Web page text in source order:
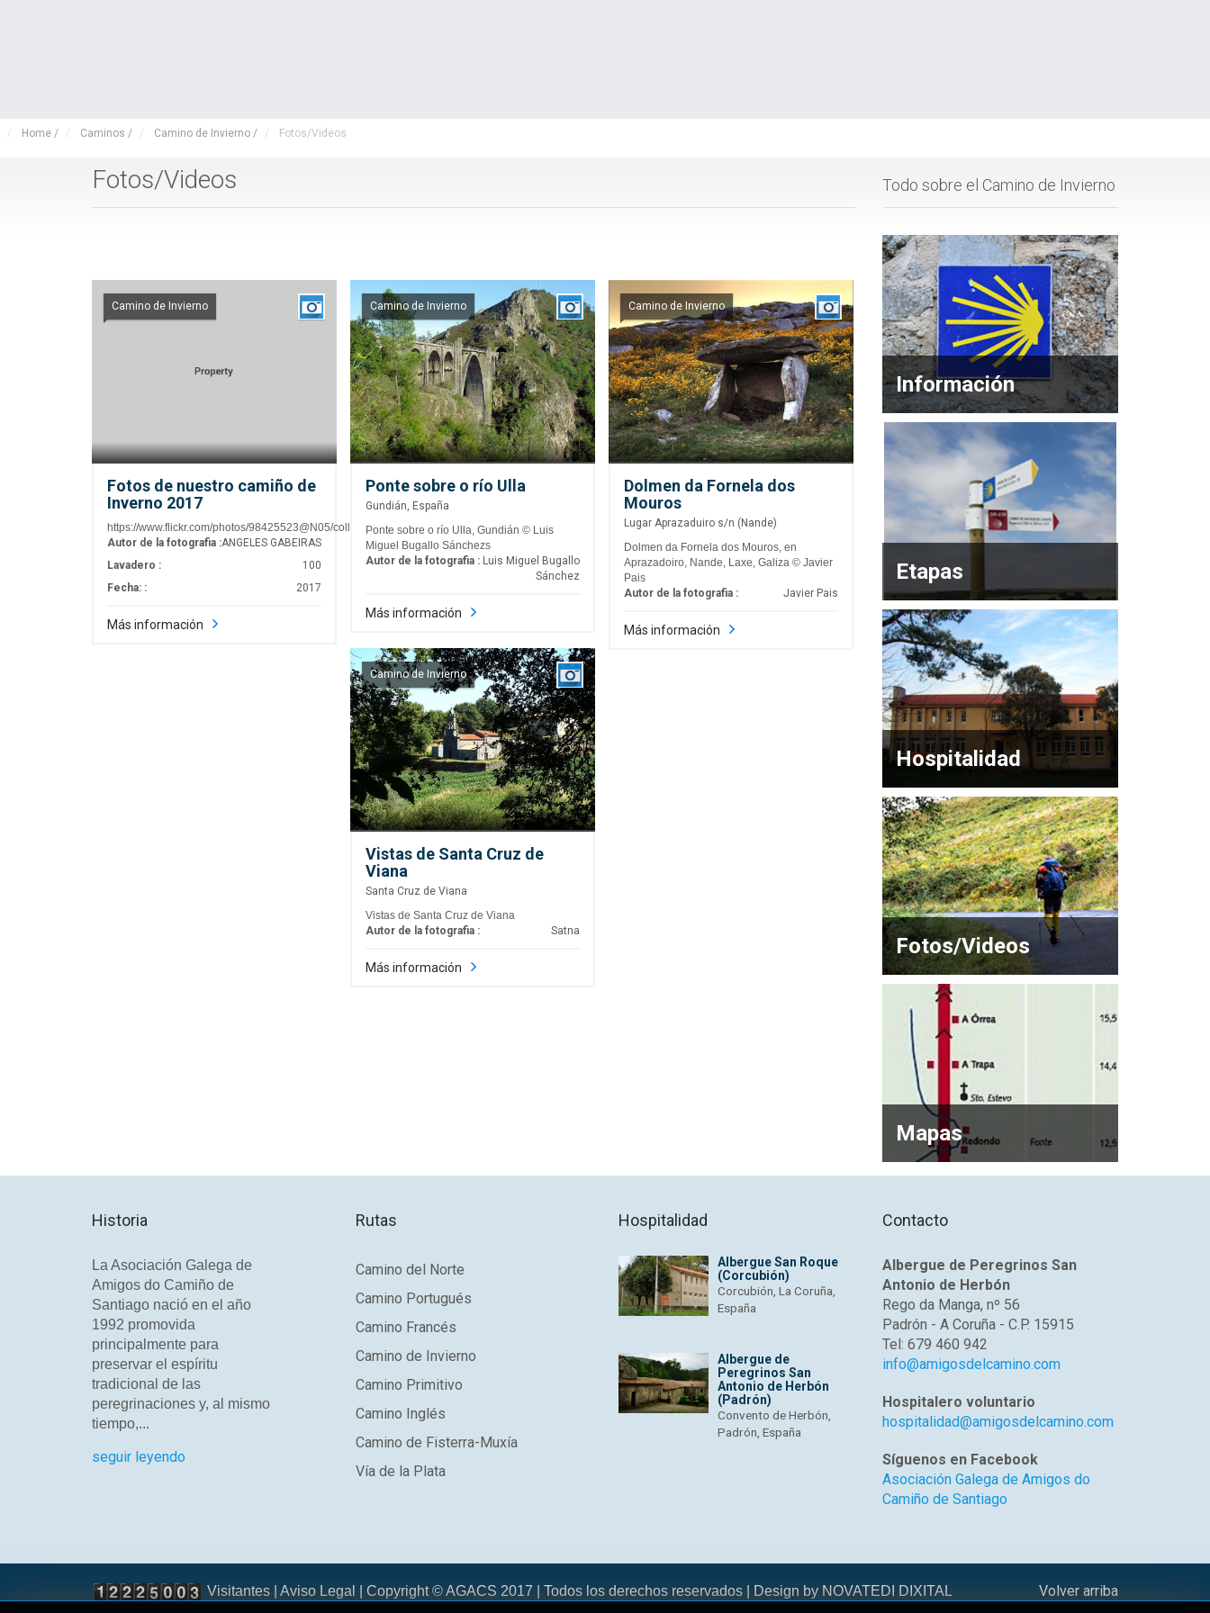
Home / Caminos / Camino de Invierno / Fotos/Videos
Fotos/Videos
Camino de Invierno
Fotos de nuestro camiño de
Inverno 2017
https://www.flickr.com/photos/98425523@N05/collections
Autor de la fotografia :ANGELES GABEIRAS
Lavadero :
100
Fecha: :
2017
Más información
Camino de Invierno
Ponte sobre o río Ulla
Gundián, España
Ponte sobre o río Ulla, Gundián © Luis
Miguel Bugallo Sánchezs
Autor de la fotografia : Luis Miguel Bugallo
Sánchez
Más información
Camino de Invierno
Dolmen da Fornela dos
Mouros
Lugar Aprazaduiro s/n (Nande)
Dolmen da Fornela dos Mouros, en
Aprazadoiro, Nande, Laxe, Galiza © Javier
Pais
Autor de la fotografia :
Javier Pais
Más información
Camino de Invierno
Vistas de Santa Cruz de
Viana
Santa Cruz de Viana
Vistas de Santa Cruz de Viana
Autor de la fotografia :
Satna
Más información
Todo sobre el Camino de Invierno
Información
Etapas
Hospitalidad
Fotos/Videos
Mapas
Historia
La Asociación Galega de
Amigos do Camiño de
Santiago nació en el año
1992 promovida
principalmente para
preservar el espíritu
tradicional de las
peregrinaciones y, al mismo
tiempo,...
seguir leyendo
Rutas
Camino del Norte
Camino Portugués
Camino Francés
Camino de Invierno
Camino Primitivo
Camino Inglés
Camino de Fisterra-Muxía
Vía de la Plata
Hospitalidad
Albergue San Roque
(Corcubión)
Corcubión, La Coruña,
España
Albergue de
Peregrinos San
Antonio de Herbón
(Padrón)
Convento de Herbón,
Padrón, España
Contacto
Albergue de Peregrinos San
Antonio de Herbón
Rego da Manga, nº 56
Padrón - A Coruña - C.P. 15915
Tel: 679 460 942
info@amigosdelcamino.com
Hospitalero voluntario
hospitalidad@amigosdelcamino.com
Síguenos en Facebook
Asociación Galega de Amigos do
Camiño de Santiago
Volver arriba
Visitantes | Aviso Legal | Copyright © AGACS 2017 | Todos los derechos reservados | Design by NOVATEDI DIXITAL